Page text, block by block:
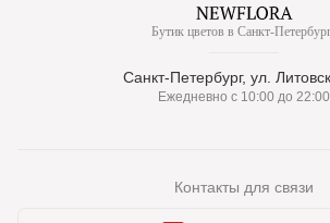
Бутик цветов в Санкт-
Санкт-Петербург, ул.
Ежедневно с 10:00 до 22:00
Контакты для связи